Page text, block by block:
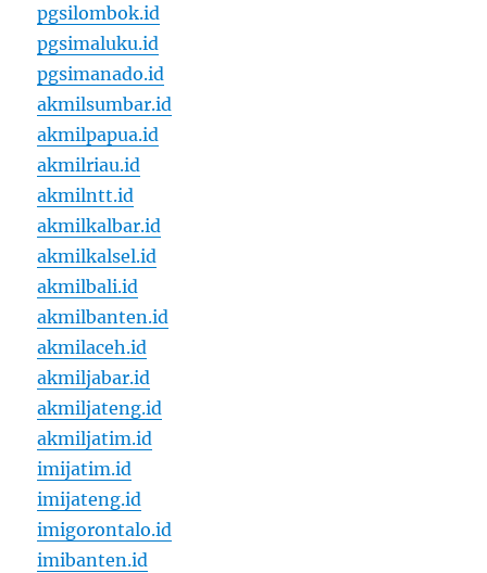
pgsilombok.id
pgsimaluku.id
pgsimanado.id
akmilsumbar.id
akmilpapua.id
akmilriau.id
akmilntt.id
akmilkalbar.id
akmilkalsel.id
akmilbali.id
akmilbanten.id
akmilaceh.id
akmiljabar.id
akmiljateng.id
akmiljatim.id
imijatim.id
imijateng.id
imigorontalo.id
imibanten.id